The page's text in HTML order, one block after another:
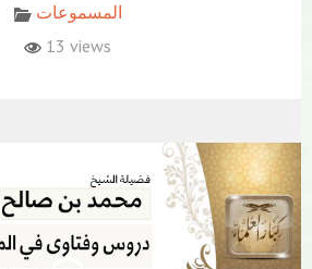
المسموعات
13 views